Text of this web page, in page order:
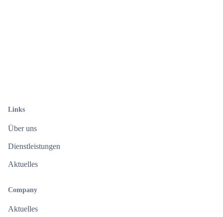
Links
Über uns
Dienstleistungen
Aktuelles
Company
Aktuelles